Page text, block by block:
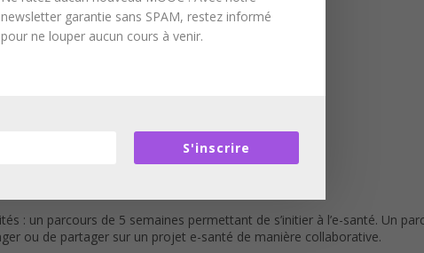
les 5 modules à l’issue du parcours.
: un parcours de 5 semaines permettant de s’initier à l’e-santé. Un
ou de partager sur un projet e-santé de manière collaborative.
newsletter garantie sans SPAM, restez informé
pour ne louper aucun cours à venir.
S'inscrire